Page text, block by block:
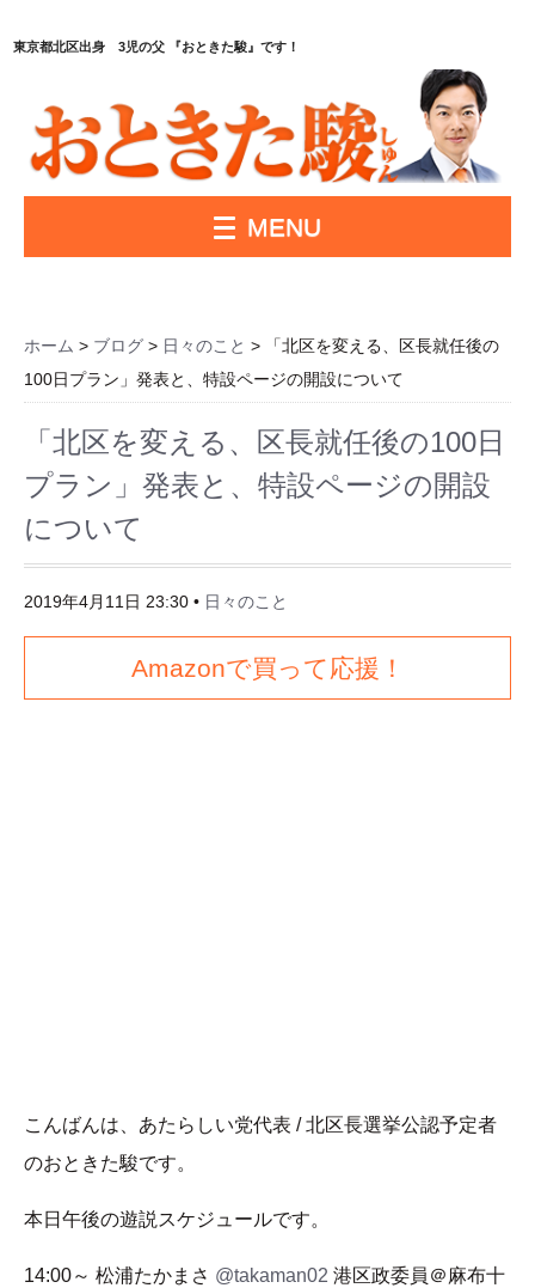
東京都北区出身 3児の父 『おときた駿』です！
MENU
ホーム > ブログ > 日々のこと > 「北区を変える、区長就任後の
100日プラン」発表と、特設ページの開設について
「北区を変える、区長就任後の100日
プラン」発表と、特設ページの開設
について
2019年4月11日 23:30 • 日々のこと
Amazonで買って応援！
こんばんは、あたらしい党代表 / 北区長選挙公認予定者
のおときた駿です。
本日午後の遊説スケジュールです。
14:00～ 松浦たかまさ @takaman02 港区政委員＠麻布十